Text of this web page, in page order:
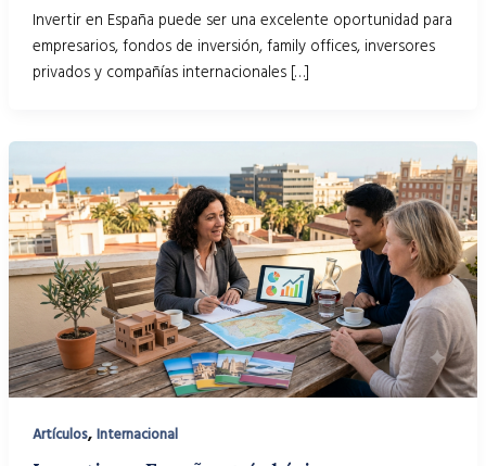
Invertir en España puede ser una excelente oportunidad para
empresarios, fondos de inversión, family offices, inversores
privados y compañías internacionales […]
Artículos, Internacional